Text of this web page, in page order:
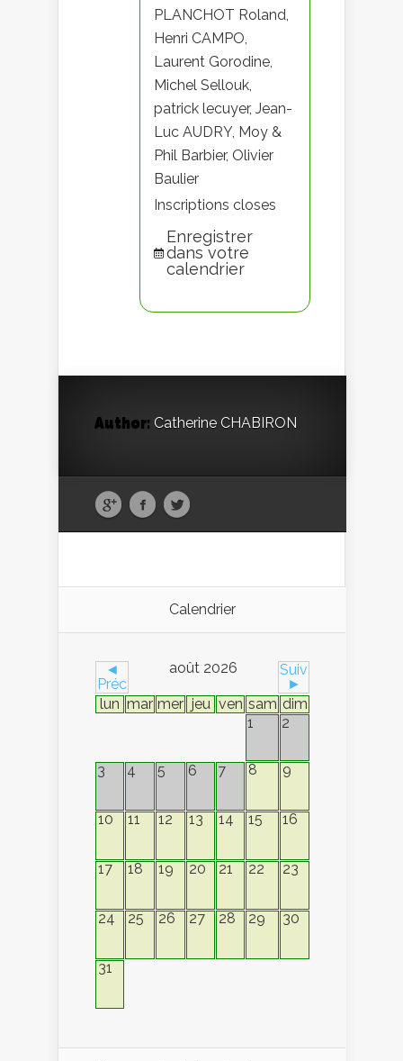
PLANCHOT Roland,
Henri CAMPO,
Laurent Gorodine,
Michel Sellouk,
patrick lecuyer, Jean-
Luc AUDRY, Moy &
Phil Barbier, Olivier
Baulier
Inscriptions closes
Enregistrer
dans votre
calendrier
Author: Catherine CHABIRON
Calendrier
◄
Préc
août 2026
Suiv
►
lun mar mer jeu ven sam dim
1
2
3 4 5 6 7 8 9
10 11 12 13 14 15 16
17 18 19 20 21 22 23
24 25 26 27 28 29 30
31